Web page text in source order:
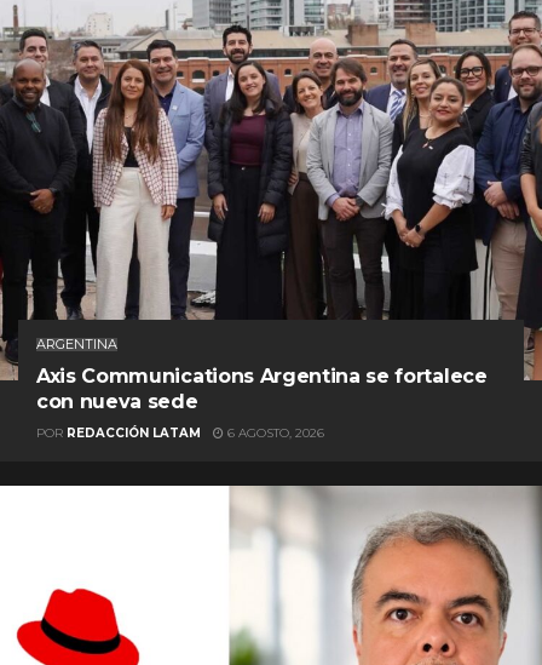
ARGENTINA
Axis Communications Argentina se fortalece
con nueva sede
POR REDACCIÓN LATAM 6 AGOSTO, 2026